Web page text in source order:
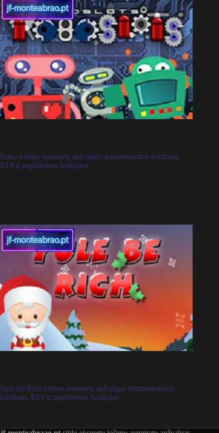
Robo lošimo automatų apžvalga: demonstracinis žaidimas,
RTP ir papildomos funkcijos
Yule Be Rich lošimo automatų apžvalga: demonstracinis
žaidimas, RTP ir papildomos funkcijos